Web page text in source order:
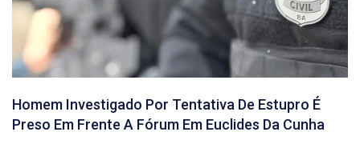
Homem Investigado Por Tentativa De Estupro É
Preso Em Frente A Fórum Em Euclides Da Cunha